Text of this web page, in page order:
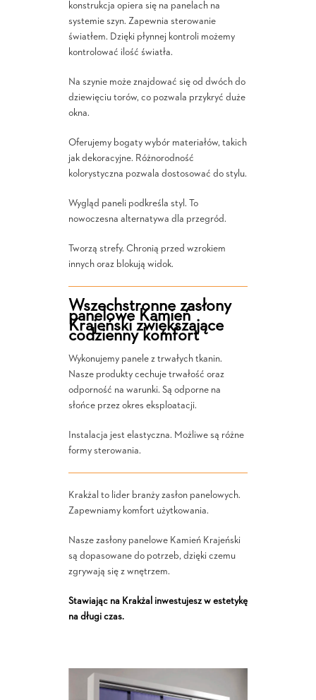
konstrukcja opiera się na panelach na
systemie szyn. Zapewnia sterowanie
światłem. Dzięki płynnej kontroli możemy
kontrolować ilość światła.
Na szynie może znajdować się od dwóch do
dziewięciu torów, co pozwala przykryć duże
okna.
Oferujemy bogaty wybór materiałów, takich
jak dekoracyjne. Różnorodność
kolorystyczna pozwala dostosować do stylu.
Wygląd paneli podkreśla styl. To
nowoczesna alternatywa dla przegród.
Tworzą strefy. Chronią przed wzrokiem
innych oraz blokują widok.
Wszechstronne zasłony
panelowe Kamień
Krajeński zwiększające
codzienny komfort
Wykonujemy panele z trwałych tkanin.
Nasze produkty cechuje trwałość oraz
odporność na warunki. Są odporne na
słońce przez okres eksploatacji.
Instalacja jest elastyczna. Możliwe są różne
formy sterowania.
Krakżal to lider branży zasłon panelowych.
Zapewniamy komfort użytkowania.
Nasze zasłony panelowe Kamień Krajeński
są dopasowane do potrzeb, dzięki czemu
zgrywają się z wnętrzem.
Stawiając na Krakżal inwestujesz w estetykę
na długi czas.